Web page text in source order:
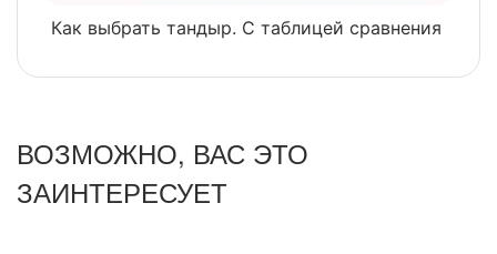
Как выбрать тандыр. С таблицей сравнения
ВОЗМОЖНО, ВАС ЭТО
ЗАИНТЕРЕСУЕТ